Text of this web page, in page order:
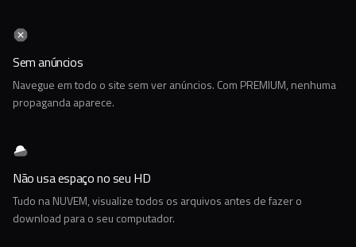
Sem anúncios
Navegue em todo o site sem ver anúncios. Com PREMIUM, nenhuma
propaganda aparece.
Não usa espaço no seu HD
Tudo na NUVEM, visualize todos os arquivos antes de fazer o
download para o seu computador.